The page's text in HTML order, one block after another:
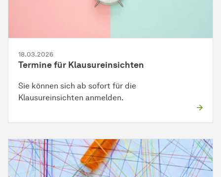
18.03.2026
Termine für Klausureinsichten
Sie können sich ab sofort für die
Klausureinsichten anmelden.